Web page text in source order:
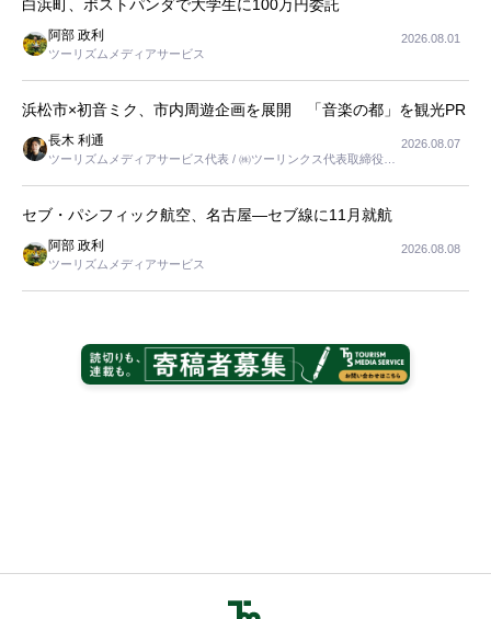
白浜町、ポストパンダで大学生に100万円委託
阿部 政利
ツーリズムメディアサービス
2026.08.01
浜松市×初音ミク、市内周遊企画を展開 「音楽の都」を観光PR
長木 利通
ツーリズムメディアサービス代表 / ㈱ツーリンクス代表取締役社
2026.08.07
セブ・パシフィック航空、名古屋―セブ線に11月就航
阿部 政利
ツーリズムメディアサービス
2026.08.08